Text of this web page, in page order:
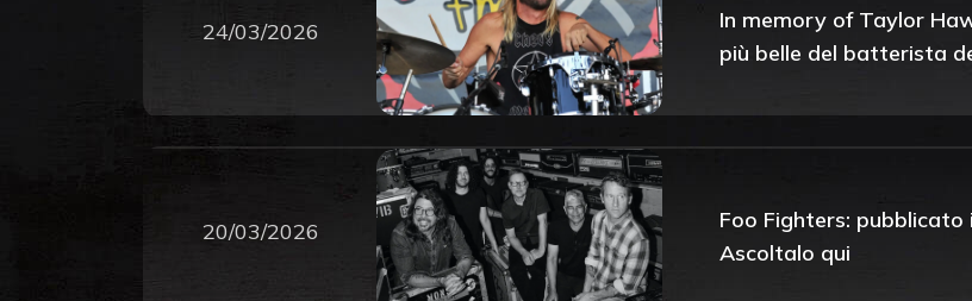
24/03/2026
In memory of Taylor
più belle del batterista
20/03/2026
Foo Fighters: pubblicato
Ascoltalo qui